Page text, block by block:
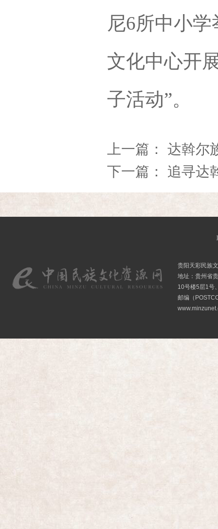
尼6所中小
文化中心开
子活动”。
上一篇： 达斡尔
下一篇： 追寻达
贵阳天彩民族
地址：贵州省
10号楼5层1号
邮编（